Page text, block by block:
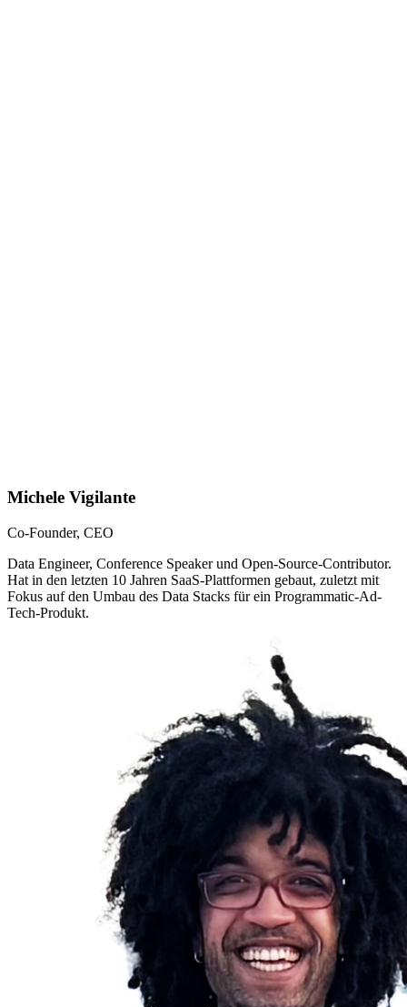
Michele Vigilante
Co-Founder, CEO
Data Engineer, Conference Speaker und Open-Source-Contributor.
Hat in den letzten 10 Jahren SaaS-Plattformen gebaut, zuletzt mit
Fokus auf den Umbau des Data Stacks für ein Programmatic-Ad-
Tech-Produkt.